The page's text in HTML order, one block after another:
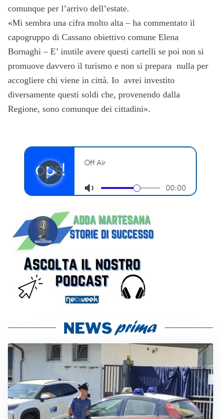
comunque per l’arrivo dell’estate.
«Mi sembra una cifra molto alta – ha commentato il
capogruppo di Cassano obiettivo comune Elena
Bornaghi – E’ inutile avere questi cartelli se poi non si
promuove davvero il turismo e non si prepara nulla per
accogliere chi viene in città. Io avrei investito
diversamente questi soldi che, provenendo dalla
Regione, sono comunque dei cittadini».